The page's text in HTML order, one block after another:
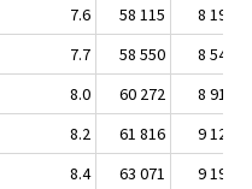
7.6 58 115
8 191
7.7 58 550
8 541
8.0 60 272
8 916
8.2 61 816
9 120
8.4 63 071
9 198